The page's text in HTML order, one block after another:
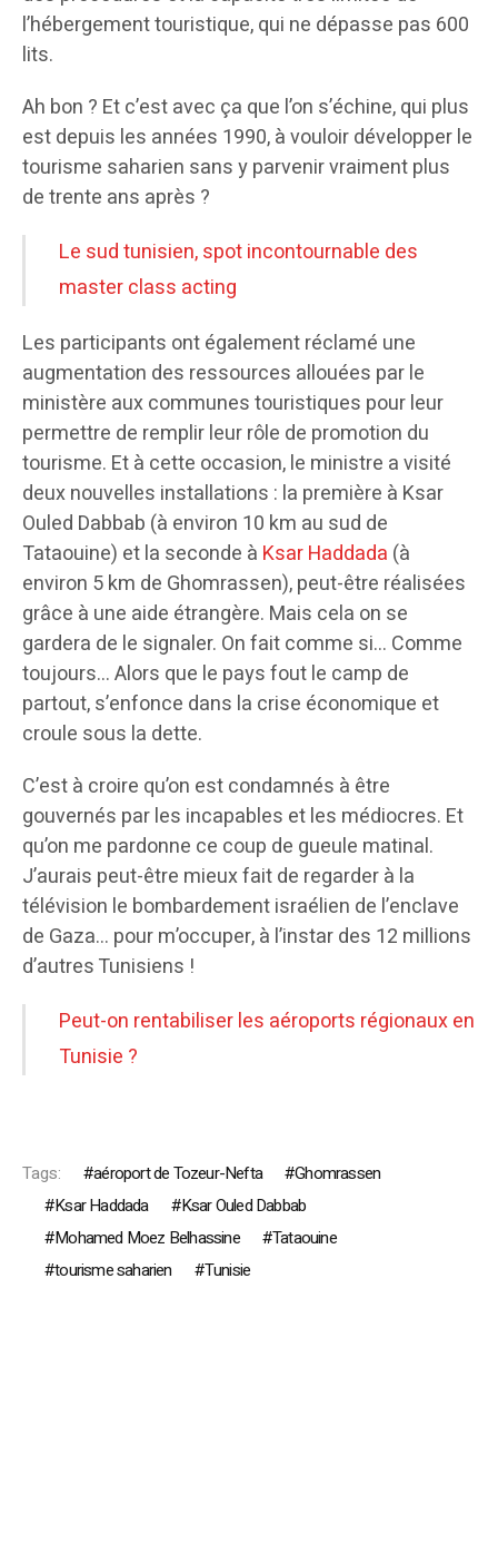
l’hébergement touristique, qui ne dépasse pas 600
lits.
Ah bon ? Et c’est avec ça que l’on s’échine, qui plus
est depuis les années 1990, à vouloir développer le
tourisme saharien sans y parvenir vraiment plus
de trente ans après ?
Le sud tunisien, spot incontournable des
master class acting
Les participants ont également réclamé une
augmentation des ressources allouées par le
ministère aux communes touristiques pour leur
permettre de remplir leur rôle de promotion du
tourisme. Et à cette occasion, le ministre a visité
deux nouvelles installations : la première à Ksar
Ouled Dabbab (à environ 10 km au sud de
Tataouine) et la seconde à Ksar Haddada (à
environ 5 km de Ghomrassen), peut-être réalisées
grâce à une aide étrangère. Mais cela on se
gardera de le signaler. On fait comme si… Comme
toujours… Alors que le pays fout le camp de
partout, s’enfonce dans la crise économique et
croule sous la dette.
C’est à croire qu’on est condamnés à être
gouvernés par les incapables et les médiocres. Et
qu’on me pardonne ce coup de gueule matinal.
J’aurais peut-être mieux fait de regarder à la
télévision le bombardement israélien de l’enclave
de Gaza… pour m’occuper, à l’instar des 12 millions
d’autres Tunisiens !
Peut-on rentabiliser les aéroports régionaux en
Tunisie ?
Tags: aéroport de Tozeur-Nefta
Ghomrassen
Ksar Haddada
Ksar Ouled Dabbab
Mohamed Moez Belhassine
Tataouine
tourisme saharien
Tunisie